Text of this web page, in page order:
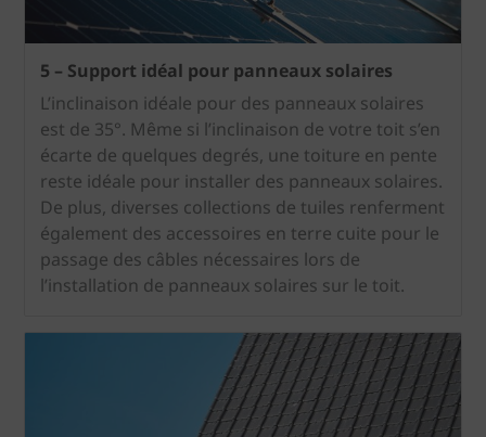
5 – Support idéal pour panneaux solaires
L’inclinaison idéale pour des panneaux solaires
est de 35°. Même si l’inclinaison de votre toit s’en
écarte de quelques degrés, une toiture en pente
reste idéale pour installer des panneaux solaires.
De plus, diverses collections de tuiles renferment
également des accessoires en terre cuite pour le
passage des câbles nécessaires lors de
l’installation de panneaux solaires sur le toit.